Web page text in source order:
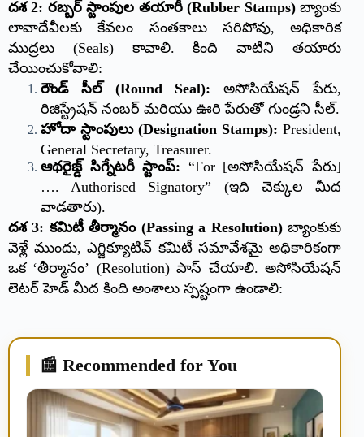
దశ 2: రబ్బర్ స్టాంపుల తయారీ (Rubber Stamps)బ్యాంకు
లావాదేవీలకు కేవలం సంతకాలు సరిపోవు, అధికారిక
ముద్రలు (Seals) కావాలి. కింది వాటిని తయారు
చేయించుకోవాలి:
రౌండ్ సీల్ (Round Seal): అసోసియేషన్ పేరు,
రిజిస్ట్రేషన్ నంబర్ మరియు ఊరి పేరుతో గుండ్రని సీల్.
హోదా స్టాంపులు (Designation Stamps): President,
General Secretary, Treasurer.
ఆథరైజ్డ్ సిగ్నేటరీ స్టాంప్: “For [అసోసియేషన్ పేరు]
…. Authorised Signatory” (ఇది చెక్కుల మీద
వాడతారు).
దశ 3: కమిటీ తీర్మానం (Passing a Resolution)బ్యాంకుకు
వెళ్లే ముందు, ఎగ్జిక్యూటివ్ కమిటీ సమావేశమై అధికారికంగా
ఒక ‘తీర్మానం’ (Resolution) పాస్ చేయాలి. అసోసియేషన్
లెటర్ హెడ్ మీద కింది అంశాలు స్పష్టంగా ఉండాలి:
📰 Recommended for You